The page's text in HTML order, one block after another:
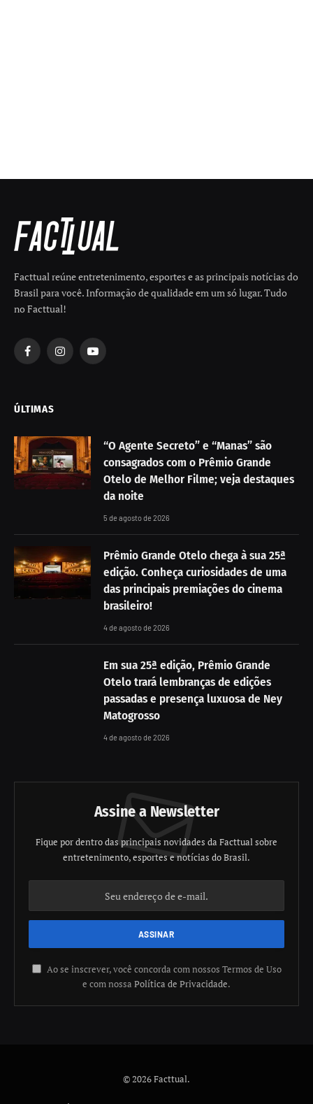
Facttual reúne entretenimento, esportes e as principais notícias do
Brasil para você. Informação de qualidade em um só lugar. Tudo
no Facttual!
FacebookInstagramYouTube
ÚLTIMAS
“O Agente Secreto” e “Manas” são
consagrados com o Prêmio Grande
Otelo de Melhor Filme; veja destaques
da noite
5 de agosto de 2026
Prêmio Grande Otelo chega à sua 25ª
edição. Conheça curiosidades de uma
das principais premiações do cinema
brasileiro!
4 de agosto de 2026
Em sua 25ª edição, Prêmio Grande
Otelo trará lembranças de edições
passadas e presença luxuosa de Ney
Matogrosso
4 de agosto de 2026
Assine a Newsletter
Fique por dentro das principais novidades da Facttual sobre
entretenimento, esportes e notícias do Brasil.
Ao se inscrever, você concorda com nossos Termos de Uso
e com nossa Política de Privacidade.
© 2026 Facttual.